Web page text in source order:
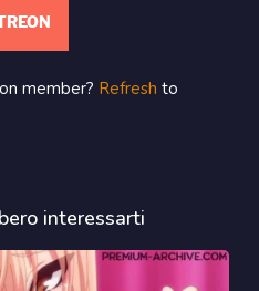
member? Refresh to
interessarti